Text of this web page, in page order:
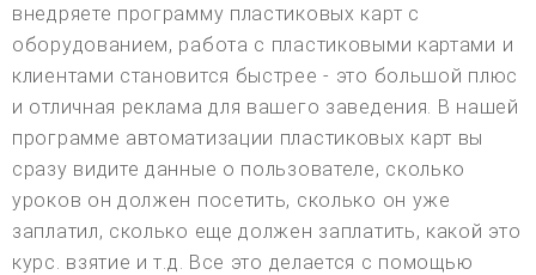
внедряете программу пластиковых карт с
оборудованием, работа с пластиковыми картами и
клиентами становится быстрее - это большой плюс
и отличная реклама для вашего заведения. В нашей
программе автоматизации пластиковых карт вы
сразу видите данные о пользователе, сколько
уроков он должен посетить, сколько он уже
заплатил, сколько еще должен заплатить, какой это
курс. взятие и т.д. Все это делается с помощью